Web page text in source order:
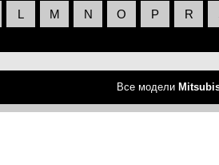
L M N O P R
Все модели